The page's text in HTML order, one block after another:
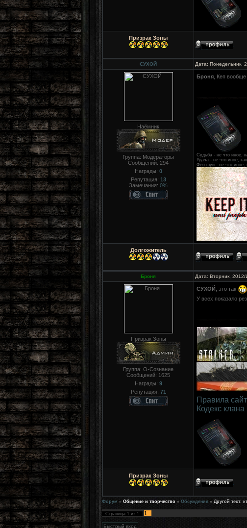
Призрак Зоны
СУХОЙ Дата: Понедельник,
Наёмник
Группа: Модераторы
Сообщений: 294
Награды: 0
Репутация: 13
Замечания: 0%
Броня , Кеп
Судьба - не что иное,
Удача - не что иное,
Фен шуй - не что иное,
Долгожитель
Броня Дата: Вторник,
Призрак Зоны
Группа: О-Сознание
Сообщений: 1625
Награды: 9
Репутация: 71
СУХОЙ , это так
У всех показало
Правила
Кодекс клана
Призрак Зоны
Форум » Общение и творчество » Обсуждения » Другой тест:
Страница 1 из 1
1